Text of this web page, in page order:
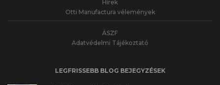
Hírek
Otti Manufactura vélemények
ÁSZF
Adatvédelmi Tájékoztató
LEGFRISSEBB BLOG BEJEGYZÉSEK